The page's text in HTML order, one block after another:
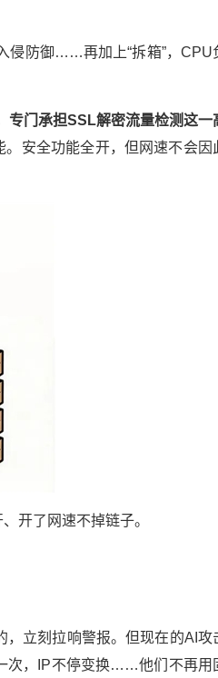
侵防御……再加上“拆箱”，CPU
专门承担SSL解密流量检测这一
安全功能全开，但网速不会因
开了网速不掉链子。
，立刻拉响警报。但现在的AI攻
次，IP不停变换……他们不再用